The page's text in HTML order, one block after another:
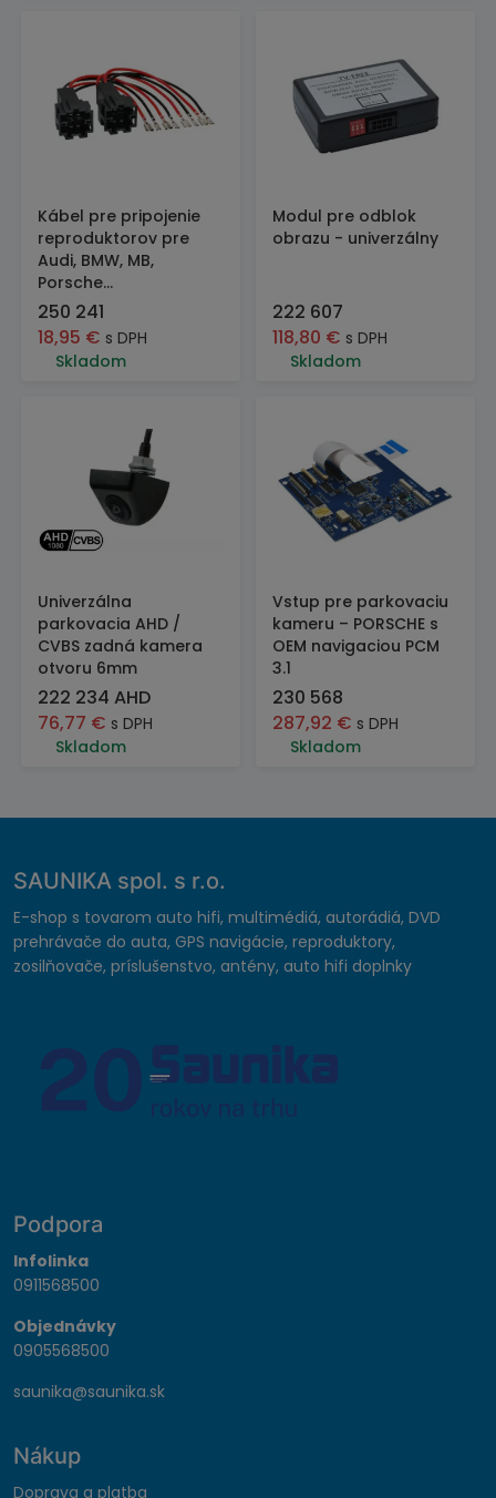
Kábel pre pripojenie
reproduktorov pre
Audi, BMW, MB,
Porsche...
250 241
18,95 € s DPH
Skladom
Modul pre odblok
obrazu - univerzálny
222 607
118,80 € s DPH
Skladom
Univerzálna
parkovacia AHD /
CVBS zadná kamera
otvoru 6mm
222 234 AHD
76,77 € s DPH
Skladom
Vstup pre parkovaciu
kameru – PORSCHE s
OEM navigaciou PCM
3.1
230 568
287,92 € s DPH
Skladom
SAUNIKA spol. s r.o.
E-shop s tovarom auto hifi, multimédiá, autorádiá, DVD
prehrávače do auta, GPS navigácie, reproduktory,
zosilňovače, príslušenstvo, antény, auto hifi doplnky
Podpora
Infolinka
0911568500
Objednávky
0905568500
saunika@saunika.sk
Nákup
Doprava a platba